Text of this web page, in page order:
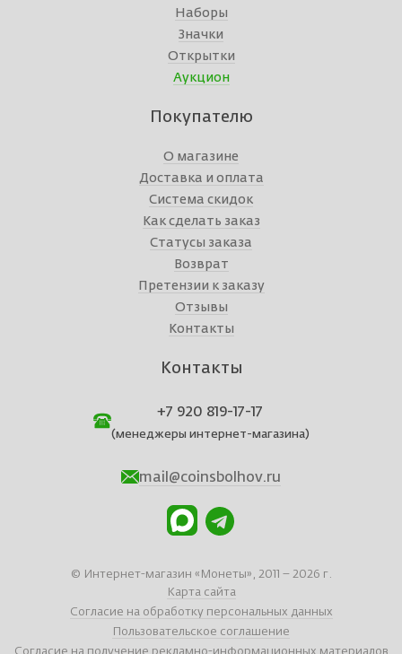
Наборы
Значки
Открытки
Аукцион
Покупателю
О магазине
Доставка и оплата
Система скидок
Как сделать заказ
Статусы заказа
Возврат
Претензии к заказу
Отзывы
Контакты
Контакты
+7 920 819-17-17
(менеджеры интернет-магазина)
mail@coinsbolhov.ru
© Интернет-магазин «Монеты», 2011 – 2026 г.
Карта сайта
Согласие на обработку персональных данных
Пользовательское соглашение
Согласие на получение рекламно-информационных материалов